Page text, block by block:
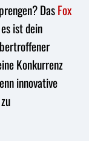
DasFox
ist dein
Konkurrenz
innovative